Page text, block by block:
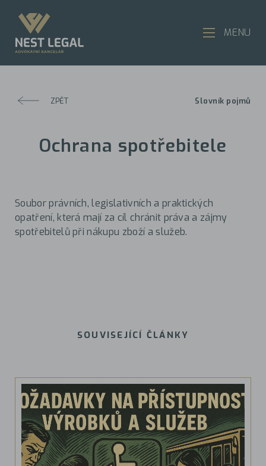
ZPĚT Slovník pojmů
Ochrana spotřebitele
Soubor právních, legislativních a praktických
opatření, která mají za cíl chránit práva a zájmy
spotřebitelů při nákupu zboží a služeb.
SOUVISEJÍCÍ ČLÁNKY
MENU